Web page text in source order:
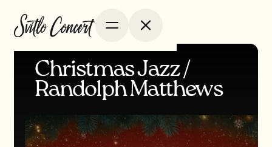
Christmas Jazz /
Randolph Matthews